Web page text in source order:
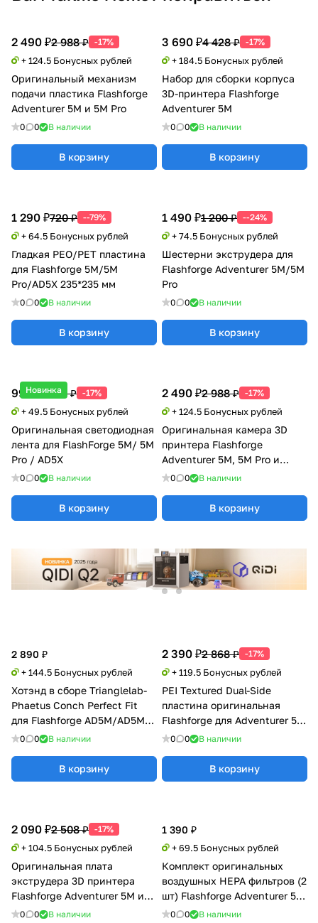
2 490 ₽2 988 ₽ -17%
+ 124.5 Бонусных рублей
Оригинальный механизм
подачи пластика Flashforge
Adventurer 5M и 5M Pro
0 0 В наличии
В корзину
3 690 ₽4 428 ₽ -17%
+ 184.5 Бонусных рублей
Набор для сборки корпуса
3D-принтера Flashforge
Adventurer 5M
0 0 В наличии
В корзину
1 490 ₽1 200 ₽ --24%
+ 74.5 Бонусных рублей
Шестерни экструдера для
Flashforge Adventurer 5M/5M
Pro
0 0 В наличии
В корзину
Новинка
990 ₽1 188 ₽ -17%
+ 49.5 Бонусных рублей
Оригинальная светодиодная
лента для FlashForge 5M/ 5M
Pro / AD5X
0 0 В наличии
В корзину
2 490 ₽2 988 ₽ -17%
+ 124.5 Бонусных рублей
Оригинальная камера 3D
принтера Flashforge
Adventurer 5M, 5M Pro и
AD5X
0 0 В наличии
В корзину
2 890 ₽
+ 144.5 Бонусных рублей
Хотэнд в сборе Trianglelab-
Phaetus Conch Perfect Fit
для Flashforge AD5M/AD5M
Pro
0 0 В наличии
В корзину
2 390 ₽2 868 ₽ -17%
+ 119.5 Бонусных рублей
PEI Textured Dual-Side
пластина оригинальная
Flashforge для Adventurer 5M
/ 5M Pro / AD5X
0 0 В наличии
В корзину
1 290 ₽720 ₽ --79%
+ 64.5 Бонусных рублей
Гладкая PEO/PET пластина
для Flashforge 5M/5M
Pro/AD5X 235*235 мм
0 0 В наличии
В корзину
2 090 ₽2 508 ₽ -17%
+ 104.5 Бонусных рублей
Оригинальная плата
экструдера 3D принтера
Flashforge Adventurer 5M и
5M Pro
0 0 В наличии
1 390 ₽
+ 69.5 Бонусных рублей
Комплект оригинальных
воздушных HEPA фильтров (2
шт) Flashforge Adventurer 5M
и 5M Pro
0 0 В наличии